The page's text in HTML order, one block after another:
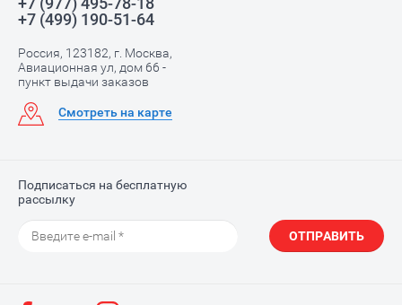
+7 (499) 190-51-64
Россия, 123182, г. Москва,
Авиационная ул, дом 66 -
пункт выдачи заказов
Смотреть на карте
Подписаться на бесплатную
рассылку
ОТПРАВИТЬ